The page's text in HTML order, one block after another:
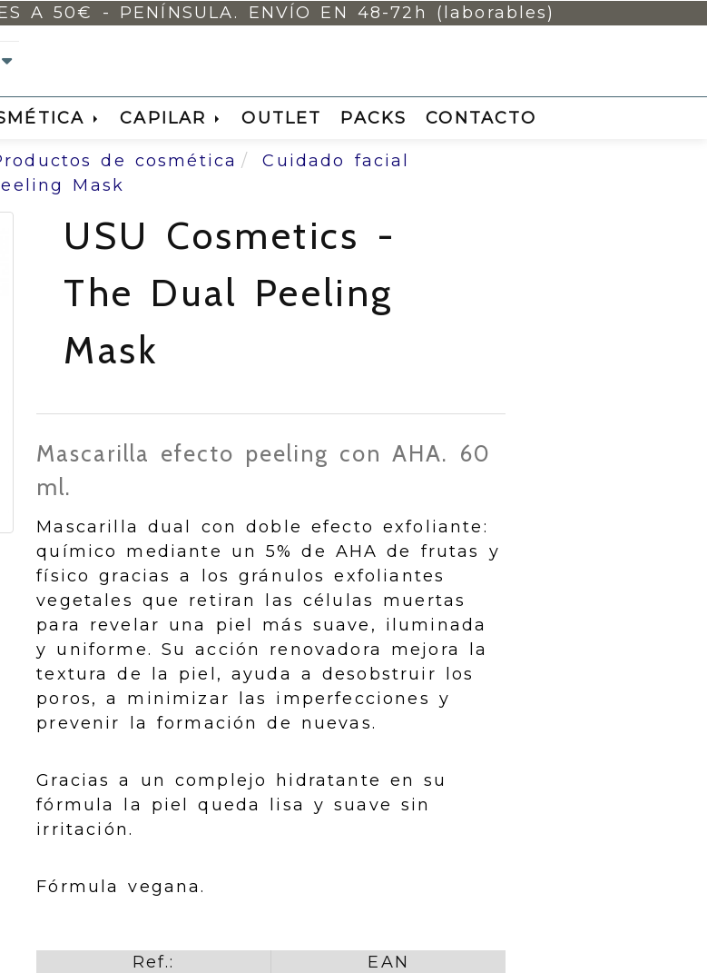
A 50€ - PENÍNSULA. ENVÍO EN 48-72h (laborables)
CAPILAR OUTLET PACKS CONTACTO
de cosmética
Cuidado facial
Mask
USU Cosmetics -
The Dual Peeling
Mask
Mascarilla efecto peeling con AHA. 60
ml.
Mascarilla dual con doble efecto exfoliante:
químico mediante un 5% de AHA de frutas y
físico gracias a los gránulos exfoliantes
vegetales que retiran las células muertas
para revelar una piel más suave, iluminada
y uniforme. Su acción renovadora mejora la
textura de la piel, ayuda a desobstruir los
poros, a minimizar las imperfecciones y
prevenir la formación de nuevas.
Gracias a un complejo hidratante en su
fórmula la piel queda lisa y suave sin
irritación.
Fórmula vegana.
Ref.:
EAN